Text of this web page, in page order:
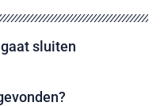
sluiten